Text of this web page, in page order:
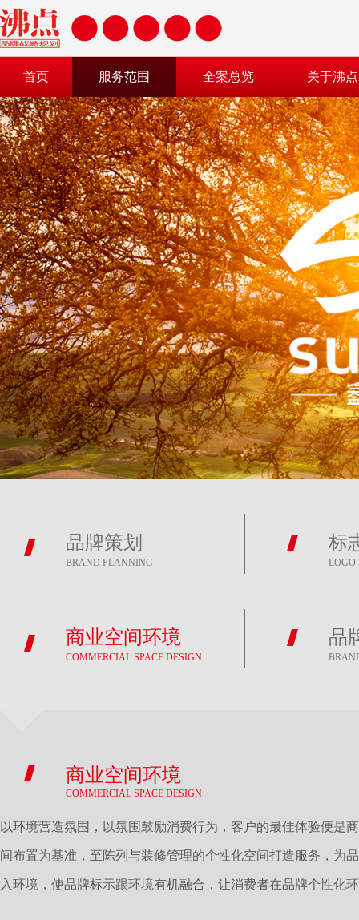
首页 服务范围 全案总览 关于沸点
品牌策划
BRAND PLANNING
标
LOGO
商业空间环境
COMMERCIAL SPACE DESIGN
品
商业空间环境
COMMERCIAL SPACE DESIGN
以环境营造氛围，以氛围鼓励消费行为，客户的最佳体验便是
间布置为基准，至陈列与装修管理的个性化空间打造服务，为
入环境，使品牌标示跟环境有机融合，让消费者在品牌个性化